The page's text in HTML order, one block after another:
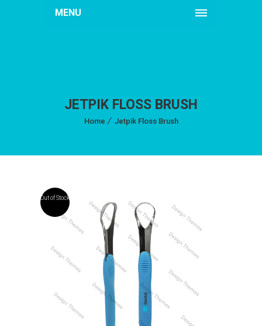
MENU
JETPIK FLOSS BRUSH
Home Jetpik Floss Brush
Out of Stock